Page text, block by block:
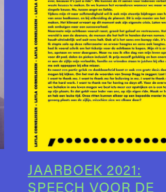
JAARBOEK 2021:
SPEECH VOOR DE